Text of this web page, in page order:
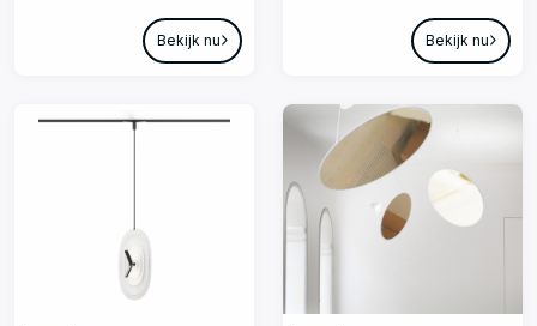
Bekijk nu Bekijk nu